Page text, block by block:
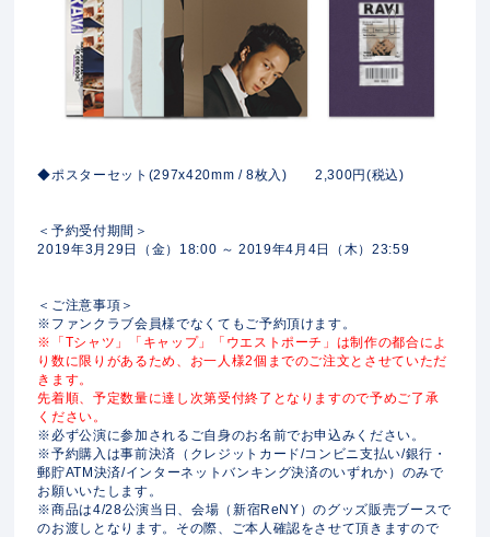
◆ポスターセット(297x420mm / 8枚入) 2,300円(税込)
＜予約受付期間＞
2019年3月29日（金）18:00 ～ 2019年4月4日（木）23:59
＜ご注意事項＞
※ファンクラブ会員様でなくてもご予約頂けます。
※「Tシャツ」「キャップ」「ウエストポーチ」は制作の都合によ
り数に限りがあるため、お一人様2個までのご注文とさせていただ
きます。
先着順、予定数量に達し次第受付終了となりますので予めご了承
ください。
※必ず公演に参加されるご自身のお名前でお申込みください。
※予約購入は事前決済（クレジットカード/コンビニ支払い/銀行・
郵貯ATM決済/インターネットバンキング決済のいずれか）のみで
お願いいたします。
※商品は4/28公演当日、会場（新宿ReNY）のグッズ販売ブースで
のお渡しとなります。その際、ご本人確認をさせて頂きますので